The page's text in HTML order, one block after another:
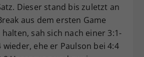
Dieser stand bis zuletzt an
aus dem ersten Game
sah sich nach einer 3:1-
wieder, ehe er Paulson bei 4:4